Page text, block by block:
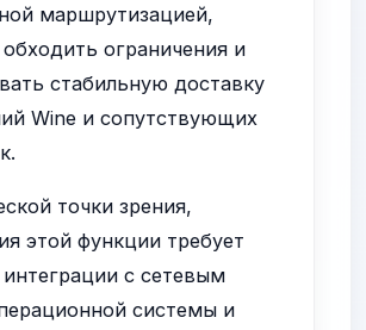
маршрутизацией,
обходить ограничения и
стабильную доставку
Wine и сопутствующих
точки зрения,
этой функции требует
интеграции с сетевым
системы и